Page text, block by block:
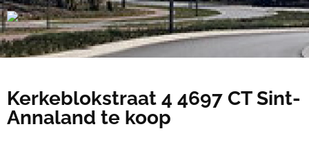
Kerkeblokstraat 4 4697 CT Sint-
Annaland te koop